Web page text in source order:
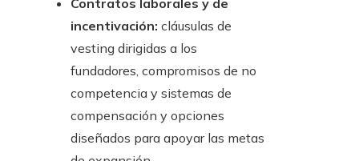
Contratos laborales y de
incentivación: cláusulas de
vesting dirigidas a los
fundadores, compromisos de no
competencia y sistemas de
compensación y opciones
diseñados para apoyar las metas